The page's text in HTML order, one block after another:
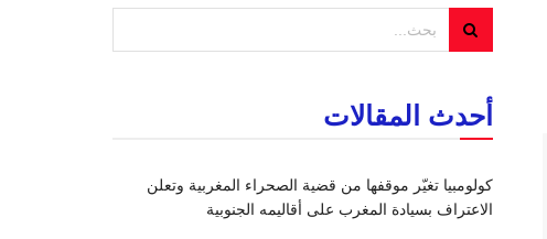
أحدث المقالات
كولومبيا تغيّر موقفها من قضية الصحراء المغربية وتعلن
الاعتراف بسيادة المغرب على أقاليمه الجنوبية